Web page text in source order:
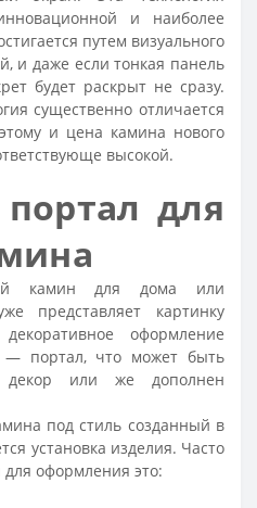
и наиболее
путем визуального
и даже если тонкая панель
будет раскрыт не сразу.
существенно отличается
и цена камина нового
высокой.
для
камин для дома или
представляет картинку
оформление
— портал, что может быть
декор или же дополнен
под стиль созданный в
установка изделия. Часто
оформления это: